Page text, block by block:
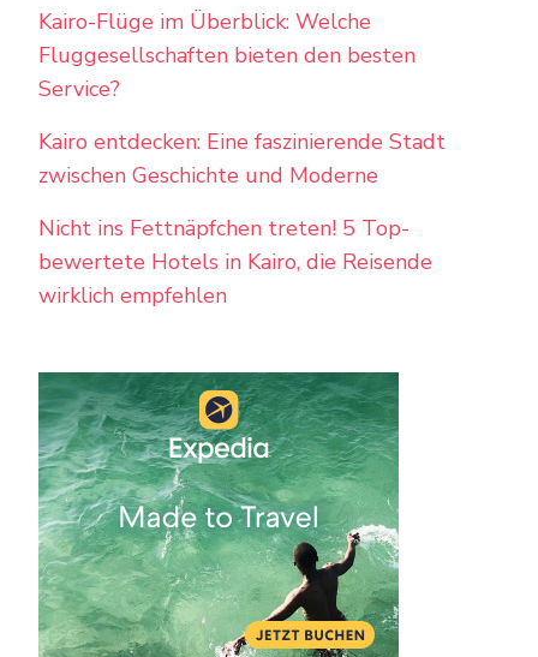
Kairo-Flüge im Überblick: Welche
Fluggesellschaften bieten den besten
Service?
Kairo entdecken: Eine faszinierende Stadt
zwischen Geschichte und Moderne
Nicht ins Fettnäpfchen treten! 5 Top-
bewertete Hotels in Kairo, die Reisende
wirklich empfehlen